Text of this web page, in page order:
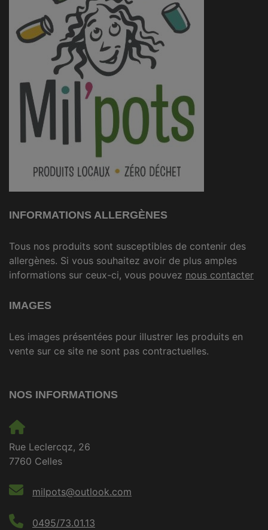
INFORMATIONS ALLERGÈNES
Tous nos produits sont susceptibles de contenir des
allergènes. Si vous souhaitez avoir de plus amples
informations sur ceux-ci, vous pouvez nous contacter
IMAGES
Les images présentées pour illustrer les produits en
vente sur ce site ne sont pas contractuelles.
NOS INFORMATIONS
Rue Leclercqz, 26
7760 Celles
milpots@outlook.com
0495/73.01.13